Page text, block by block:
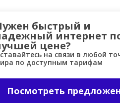
быстрый и
интернет
цене?
на связи в любой
по доступным тарифам
Посмотреть